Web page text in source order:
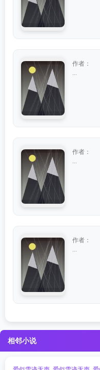
作者：
作者：
作者：
相邻小说